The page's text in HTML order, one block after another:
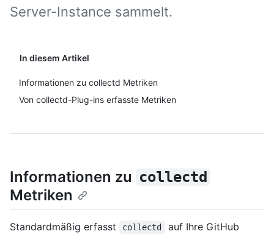
Server-Instance sammelt.
In diesem Artikel
Informationen zu collectd Metriken
Von collectd-Plug-ins erfasste Metriken
Informationen zu collectd
Metriken
Standardmäßig erfasst collectd
auf Ihre GitHub